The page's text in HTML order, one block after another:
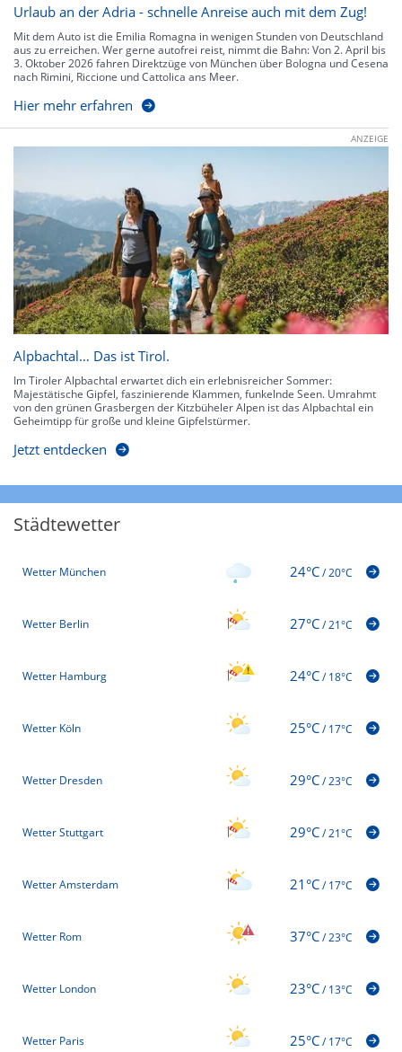
Urlaub an der Adria - schnelle Anreise auch mit dem Zug!
Mit dem Auto ist die Emilia Romagna in wenigen Stunden von Deutschland
aus zu erreichen. Wer gerne autofrei reist, nimmt die Bahn: Von 2. April bis
3. Oktober 2026 fahren Direktzüge von München über Bologna und Cesena
nach Rimini, Riccione und Cattolica ans Meer.
Hier mehr erfahren
ANZEIGE
Alpbachtal… Das ist Tirol.
Im Tiroler Alpbachtal erwartet dich ein erlebnisreicher Sommer:
Majestätische Gipfel, faszinierende Klammen, funkelnde Seen. Umrahmt
von den grünen Grasbergen der Kitzbüheler Alpen ist das Alpbachtal ein
Geheimtipp für große und kleine Gipfelstürmer.
Jetzt entdecken
Städtewetter
Wetter München 24°C/20°C
Wetter Berlin 27°C/21°C
Wetter Hamburg 24°C/18°C
Wetter Köln 25°C/17°C
Wetter Dresden 29°C/23°C
Wetter Stuttgart 29°C/21°C
Wetter Amsterdam 21°C/17°C
Wetter Rom 37°C/23°C
Wetter London 23°C/13°C
Wetter Paris 25°C/17°C